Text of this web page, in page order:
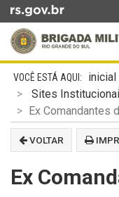
para
conteúdo
para
menu
Início
conteúdo
inicial
Sites
Ex Comandantes
VOLTAR
Ex